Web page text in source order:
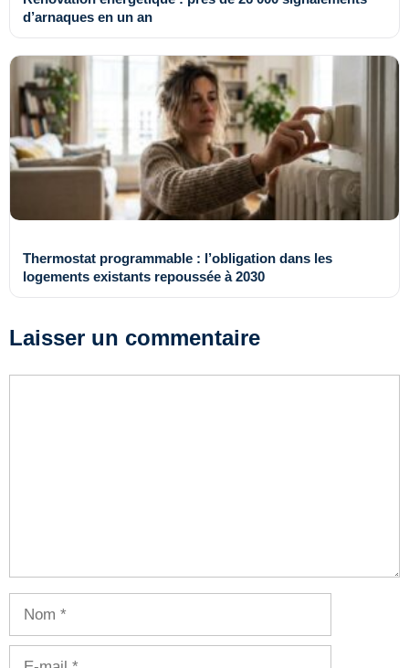
d’arnaques en un an
Thermostat programmable : l’obligation dans les
logements existants repoussée à 2030
Laisser un commentaire